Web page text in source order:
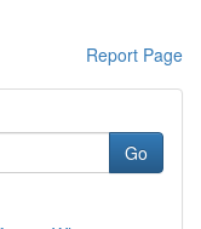
Report Page
Go